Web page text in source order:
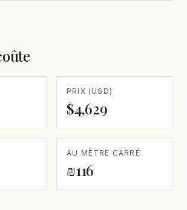
PRIX (USD)
$4,629
AU MÈTRE CARRÉ
₪116